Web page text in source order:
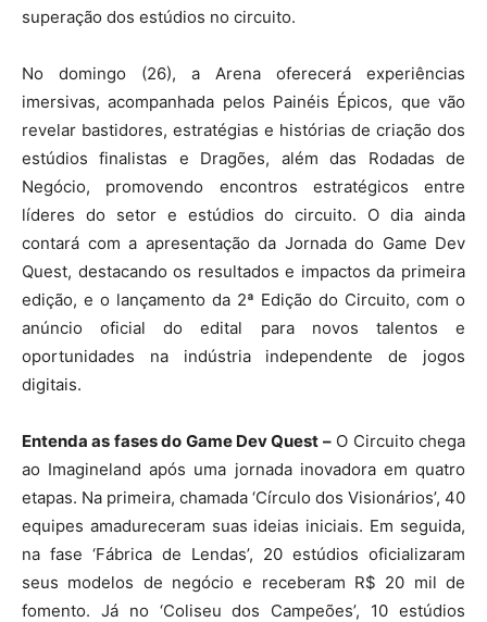
superação dos estúdios no circuito.
No domingo (26), a Arena oferecerá experiências
imersivas, acompanhada pelos Painéis Épicos, que vão
revelar bastidores, estratégias e histórias de criação dos
estúdios finalistas e Dragões, além das Rodadas de
Negócio, promovendo encontros estratégicos entre
líderes do setor e estúdios do circuito. O dia ainda
contará com a apresentação da Jornada do Game Dev
Quest, destacando os resultados e impactos da primeira
edição, e o lançamento da 2ª Edição do Circuito, com o
anúncio oficial do edital para novos talentos e
oportunidades na indústria independente de jogos
digitais.
Entenda as fases do Game Dev Quest –O Circuito chega
ao Imagineland após uma jornada inovadora em quatro
etapas. Na primeira, chamada ‘Círculo dos Visionários’, 40
equipes amadureceram suas ideias iniciais. Em seguida,
na fase ‘Fábrica de Lendas’, 20 estúdios oficializaram
seus modelos de negócio e receberam R$ 20 mil de
fomento. Já no ‘Coliseu dos Campeões’, 10 estúdios